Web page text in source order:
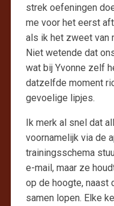
strek oefeningen
me voor het eerst
als ik het zweet van
Niet wetende dat
wat bij Yvonne zelf
datzelfde moment
gevoelige lipjes.
Ik merk al snel dat
voornamelijk via de
trainingsschema
e-mail, maar ze
op de hoogte, naast
samen lopen. Elke